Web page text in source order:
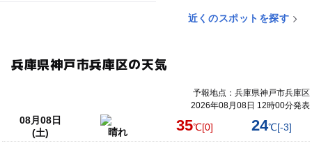
近くのスポットを探す
兵庫県神戸市兵庫区の天気
予報地点：兵庫県神戸市兵庫区
2026年08月08日 12時00分発表
08月08日
(土)
晴れ 35℃[0] 24℃[-3]